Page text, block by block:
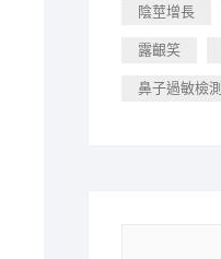
陰莖增長
露齦笑
鼻子過敏檢測